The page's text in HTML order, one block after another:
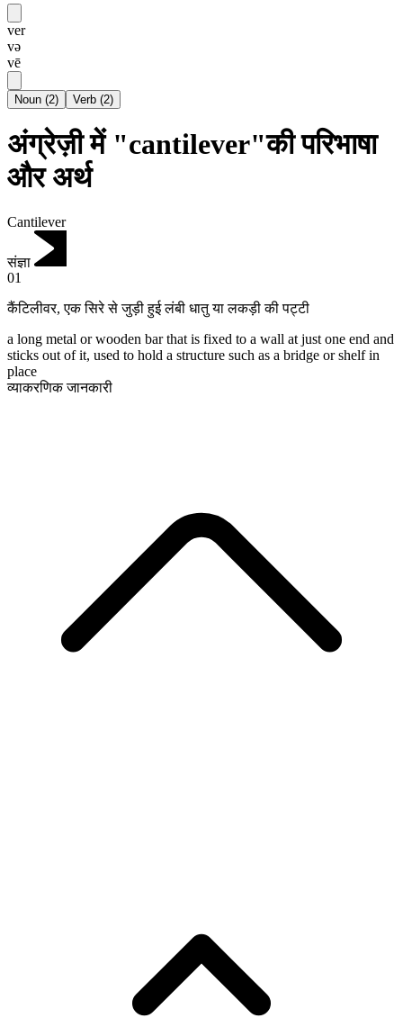
ver
və
vē
Noun (2) Verb (2)
अंग्रेज़ी में "cantilever"की परिभाषा
और अर्थ
Cantilever
संज्ञा
01
कैंटिलीवर,एक सिरे से जुड़ी हुई लंबी धातु या लकड़ी की पट्टी
a long metal or wooden bar that is fixed to a wall at just one end and
sticks out of it, used to hold a structure such as a bridge or shelf in
place
व्याकरणिक जानकारी